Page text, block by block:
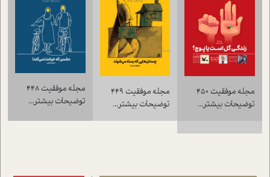
مجله موفقيت 450
توضيحات بيشتر...
مجله موفقيت 449
توضيحات بيشتر...
مجله موفقيت 448
توضيحات بيشتر...